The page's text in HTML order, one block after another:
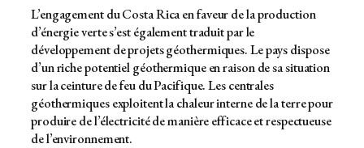
L’engagement du Costa Rica en faveur de la production
d’énergie verte s’est également traduit par le
développement de projets géothermiques. Le pays dispose
d’un riche potentiel géothermique en raison de sa situation
sur la ceinture de feu du Pacifique. Les centrales
géothermiques exploitent la chaleur interne de la terre pour
produire de l’électricité de manière efficace et respectueuse
de l’environnement.